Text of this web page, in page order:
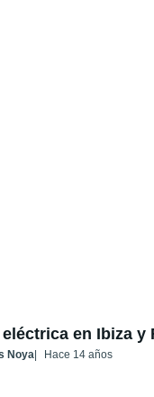
en Ibiza y
Noya Hace 14 años